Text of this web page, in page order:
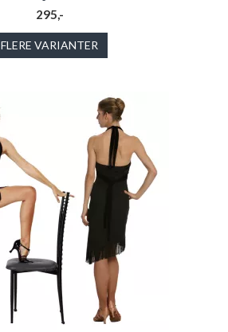
295,-
FLERE VARIANTER